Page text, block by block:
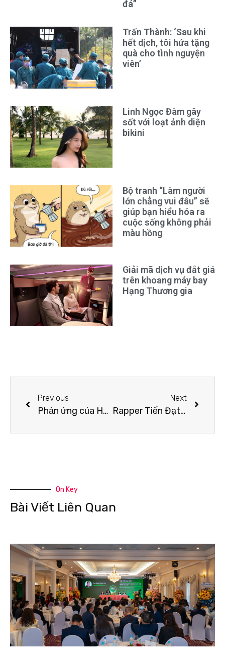
đá”
Trấn Thành: ‘Sau khi
hết dịch, tôi hứa tặng
quà cho tình nguyện
viên’
Linh Ngọc Đàm gây
sốt với loạt ảnh diện
bikini
Bộ tranh “Làm người
lớn chẳng vui đâu” sẽ
giúp bạn hiểu hóa ra
cuộc sống không phải
màu hồng
Giải mã dịch vụ đắt giá
trên khoang máy bay
Hạng Thương gia
Previous
Phản ứng của Hồ Quang Hiếu khi bị vợ kém 17 tuổi kiểm tra điện thoại
Next
Rapper Tiến Đạt dạo này: Ngoại hình “lão hoá ngược”, đã chuyển nghề và chuẩn bị đón con thứ 2
On Key
Bài Viết Liên Quan